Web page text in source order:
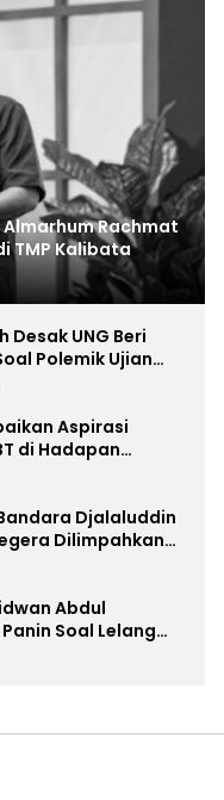
Rachmat
TMP Kalibata
Desak UNG Beri
Polemik Ujian
Aspirasi
di Hadapan
Djalaluddin
Dilimpahkan
Abdul
Soal Lelang